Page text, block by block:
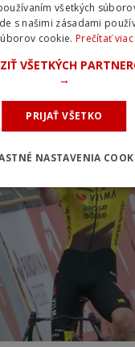
Tour de
po 6-
všetkých
s našimi zásadami
cookie. Prečítať viac
VŠETKÝCH
→
PRIJAŤ VŠETKO
NASTAVENIA